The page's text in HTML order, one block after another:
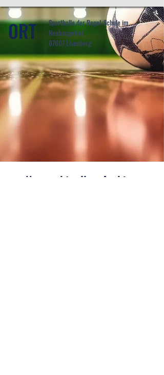
Sporthalle der Regel-Schule im
Neubaugebiet
07607 Eisenberg
ORT
News, aktuelles, Archiv...